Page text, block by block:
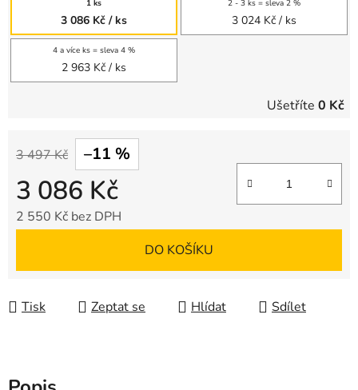
1 ks
3 086 Kč / ks
2 - 3 ks = sleva 2 %
3 024 Kč / ks
4 a více ks = sleva 4 %
2 963 Kč / ks
Ušetříte 0 Kč
3 497 Kč –11 %
3 086 Kč
2 550 Kč bez DPH
DO KOŠÍKU
Tisk Zeptat se Hlídat Sdílet